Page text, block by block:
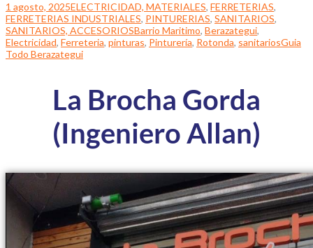
1 agosto, 2025ELECTRICIDAD, MATERIALES, FERRETERIAS,
FERRETERIAS INDUSTRIALES, PINTURERIAS, SANITARIOS,
SANITARIOS, ACCESORIOSBarrio Maritimo, Berazategui,
Electricidad, Ferreteria, pinturas, Pinturería, Rotonda, sanitariosGuia
Todo Berazategui
La Brocha Gorda
(Ingeniero Allan)